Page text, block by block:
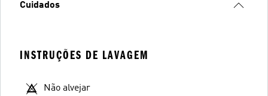
Cuidados
INSTRUÇÕES DE LAVAGEM
Não alvejar